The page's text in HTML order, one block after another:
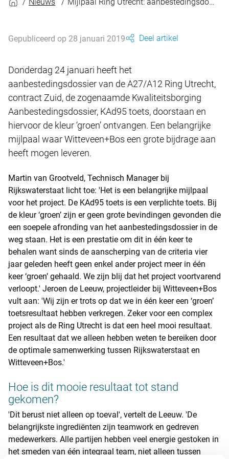
Gepubliceerd op 28 januari 2019 Deel artikel
Donderdag 24 januari heeft het
aanbestedingsdossier van de A27/A12 Ring Utrecht,
contract Zuid, de zogenaamde Kwaliteitsborging
Aanbestedingsdossier, KAd95 toets, doorstaan en
hiervoor de kleur ‘groen’ ontvangen. Een belangrijke
mijlpaal waar Witteveen+Bos een grote bijdrage aan
heeft mogen leveren.
Martin van Grootveld, Technisch Manager bij
Rijkswaterstaat licht toe: 'Het is een belangrijke mijlpaal
voor het project. De KAd95 toets is een verplichte toets. Bij
de kleur ‘groen’ zijn er geen grote bevindingen gevonden die
een soepele afronding van het aanbestedingsdossier in de
weg staan. Het is een prestatie om dit in één keer te
behalen want sinds de aanscherping van de criteria vier
jaar geleden heeft geen enkel ander project meer in één
keer ‘groen’ gehaald. We zijn blij dat het project voortvarend
verloopt.' Jeroen de Leeuw, projectleider bij Witteveen+Bos
vult aan: 'Wij zijn er trots op dat we in één keer een ‘groen’
toetsresultaat hebben verkregen. Zeker voor een complex
project als de Ring Utrecht is dat een heel mooi resultaat.
Een resultaat dat we alleen hebben weten te bereiken door
de optimale samenwerking tussen Rijkswaterstaat en
Witteveen+Bos.'
Hoe is dit mooie resultaat tot stand
gekomen?
'Dit berust niet alleen op toeval', vertelt de Leeuw. 'De
belangrijkste ingrediënten zijn teamwork en gedreven
medewerkers. Alle partijen hebben veel energie gestoken in
het smeden van één integraal team, niet alleen tussen